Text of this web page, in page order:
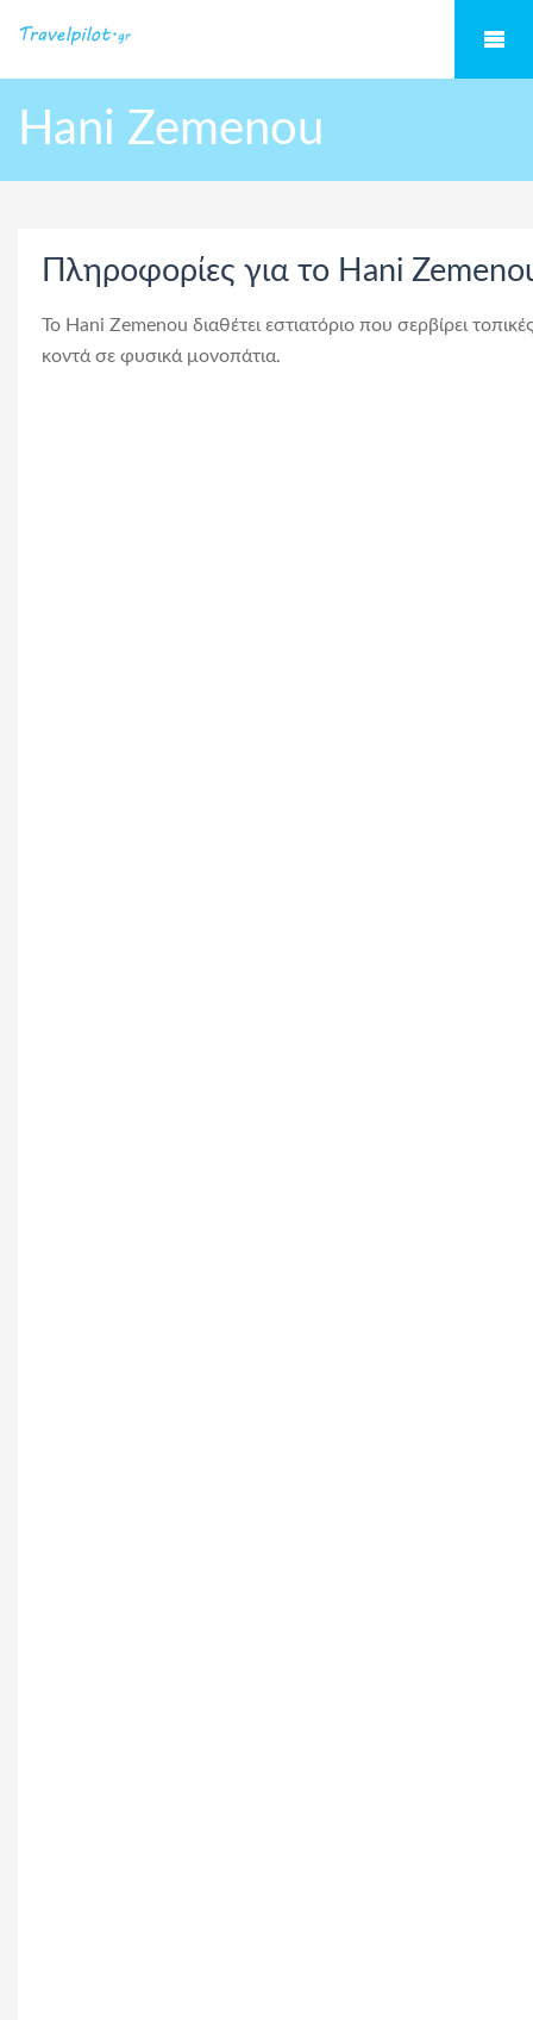
Hani Zemenou
Πληροφορίες για το Hani
Το Hani Zemenou διαθέτει εστιατόριο που σερβίρει
κοντά σε φυσικά μονοπάτια.